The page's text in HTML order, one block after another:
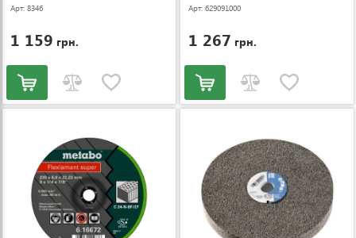
Арт: 8346
1 159 грн.
Арт: 629091000
1 267 грн.